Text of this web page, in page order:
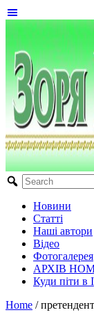
Новини
Статті
Наші автори
Відео
Фотогалерея
АРХІВ
Куди піти в
Home /